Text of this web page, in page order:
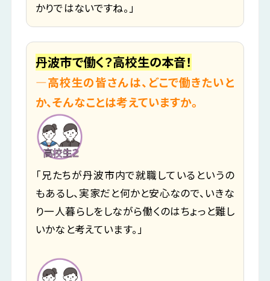
かりではないですね。」
丹波市で働く？高校生の本音！
―高校生の皆さんは、どこで働きたいと
か、そんなことは考えていますか。
「兄たちが丹波市内で就職しているというの
もあるし、実家だと何かと安心なので、いきな
り一人暮らしをしながら働くのはちょっと難し
いかなと考えています。」